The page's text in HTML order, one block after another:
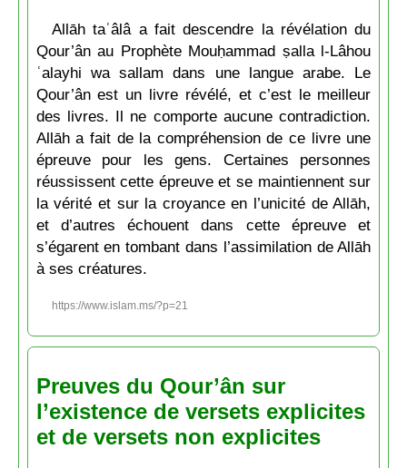
Allāh taʿâlâ a fait descendre la révélation du
Qour’ân au Prophète Mouḥammad ṣalla l-Lâhou
ʿalayhi wa sallam dans une langue arabe. Le
Qour’ân est un livre révélé, et c’est le meilleur
des livres. Il ne comporte aucune contradiction.
Allāh a fait de la compréhension de ce livre une
épreuve pour les gens. Certaines personnes
réussissent cette épreuve et se maintiennent sur
la vérité et sur la croyance en l’unicité de Allāh,
et d’autres échouent dans cette épreuve et
s’égarent en tombant dans l’assimilation de Allāh
à ses créatures.
https://www.islam.ms/?p=21
Preuves du Qour’ân sur
l’existence de versets explicites
et de versets non explicites